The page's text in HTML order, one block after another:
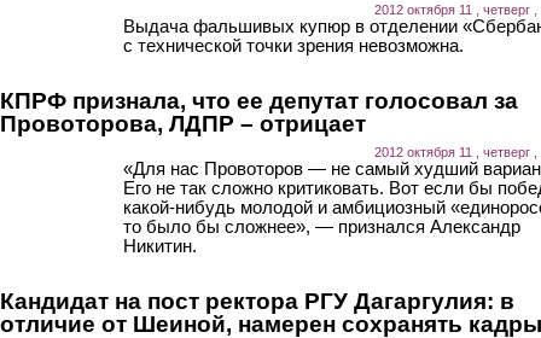
2012 октября 11 , четверг
Выдача фальшивых купюр в отделении
с технической точки зрения невозможна.
КПРФ признала, что ее депутат голосовал за
Провоторова, ЛДПР – отрицает
2012 октября 11 , четверг
«Для нас Провоторов — не самый худший
Его не так сложно критиковать. Вот если бы
какой-нибудь молодой и амбициозный
то было бы сложнее», — признался Александр
Никитин.
Кандидат на пост ректора РГУ Дагаргулия: в
отличие от Шеиной, намерен сохранять кадры